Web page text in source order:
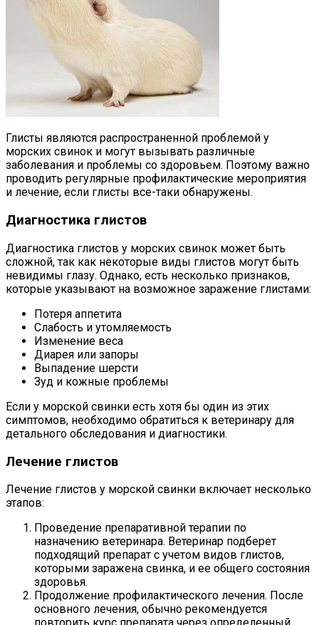
Глисты являются распространенной проблемой у
морских свинок и могут вызывать различные
заболевания и проблемы со здоровьем. Поэтому важно
проводить регулярные профилактические мероприятия
и лечение, если глисты все-таки обнаружены.
Диагностика глистов
Диагностика глистов у морских свинок может быть
сложной, так как некоторые виды глистов могут быть
невидимы глазу. Однако, есть несколько признаков,
которые указывают на возможное заражение глистами:
Потеря аппетита
Слабость и утомляемость
Изменение веса
Диарея или запоры
Выпадение шерсти
Зуд и кожные проблемы
Если у морской свинки есть хотя бы один из этих
симптомов, необходимо обратиться к ветеринару для
детального обследования и диагностики.
Лечение глистов
Лечение глистов у морской свинки включает несколько
этапов:
Проведение препаративной терапии по
назначению ветеринара. Ветеринар подберет
подходящий препарат с учетом видов глистов,
которыми заражена свинка, и ее общего состояния
здоровья.
Продолжение профилактического лечения. После
основного лечения, обычно рекомендуется